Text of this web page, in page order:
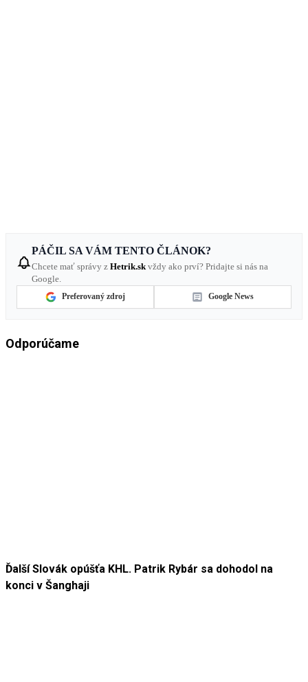
PÁČIL SA VÁM TENTO ČLÁNOK?
Chcete mať správy z Hetrik.sk vždy ako prví? Pridajte si nás na
Google.
Preferovaný zdroj Google News
Odporúčame
Ďalší Slovák opúšťa KHL. Patrik Rybár sa dohodol na
konci v Šanghaji